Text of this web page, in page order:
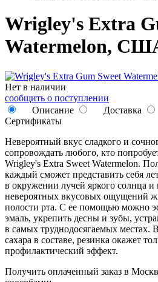
Wrigley's Extra
Watermelon,
Нет в наличии
сообщить о поступлении
Описание
Доставка
Сертификаты
Невероятный вкус сладкого и
сопровождать любого, кто
Wrigley's Extra Sweet Watermelon.
каждый сможет представить себя
в окружении лучей яркого солнца
невероятных вкусовых ощущений
полости рта. С ее помощью можно
эмаль, укрепить десны и зубы,
в самых труднодосягаемых местах.
сахара в составе, резинка окажет
профилактический эффект.
Получить оплаченный заказ в